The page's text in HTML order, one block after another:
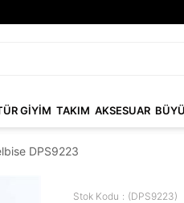
GİYİM TAKIM AKSESUAR
DPS9223
Stok Kodu (DPS9223)